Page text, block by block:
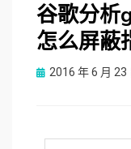
谷歌分
怎么屏蔽
Posted
2016 年 6 月 23